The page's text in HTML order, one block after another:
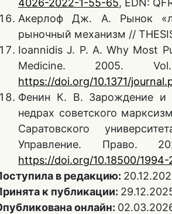
4026-2022-1-55-65, EDN:
Акерлоф Дж. А. Рынок
рыночный механизм //
Ioannidis J. P. A. Why Most
Medicine.
https://doi.org/10.1371/
Фенин К. В. Зарождение и
недрах советского
Саратовского
Управление.
https://doi.org/10.18500/
в редакцию:
к публикации:
онлайн: